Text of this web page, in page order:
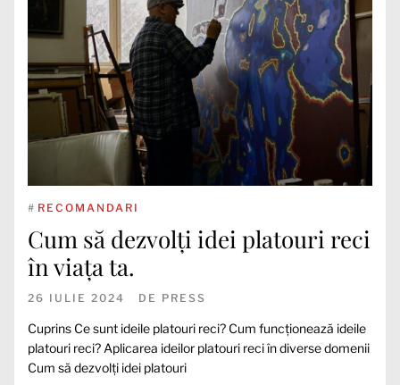
# RECOMANDARI
Cum să dezvolți idei platouri reci
în viața ta.
26 IULIE 2024 DE PRESS
Cuprins Ce sunt ideile platouri reci? Cum funcționează ideile
platouri reci? Aplicarea ideilor platouri reci în diverse domenii
Cum să dezvolți idei platouri